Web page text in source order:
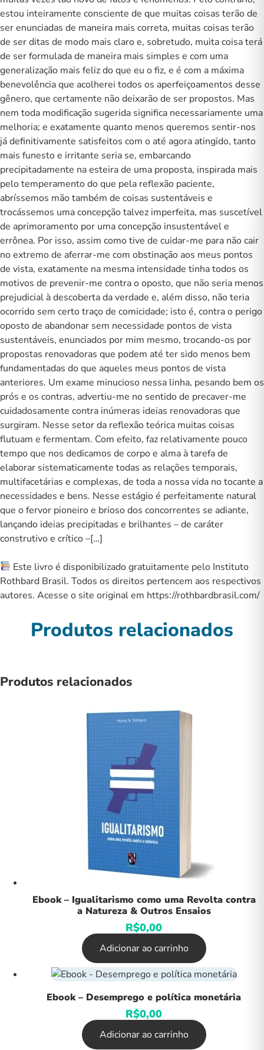
estou inteiramente consciente de que muitas coisas terão de
ser enunciadas de maneira mais correta, muitas coisas terão
de ser ditas de modo mais claro e, sobretudo, muita coisa terá
de ser formulada de maneira mais simples e com uma
generalização mais feliz do que eu o fiz, e é com a máxima
benevolência que acolherei todos os aperfeiçoamentos desse
gênero, que certamente não deixarão de ser propostos. Mas
nem toda modificação sugerida significa necessariamente uma
melhoria; e exatamente quanto menos queremos sentir-nos
já definitivamente satisfeitos com o até agora atingido, tanto
mais funesto e irritante seria se, embarcando
precipitadamente na esteira de uma proposta, inspirada mais
pelo temperamento do que pela reflexão paciente,
abríssemos mão também de coisas sustentáveis e
trocássemos uma concepção talvez imperfeita, mas suscetível
de aprimoramento por uma concepção insustentável e
errônea. Por isso, assim como tive de cuidar-me para não cair
no extremo de aferrar-me com obstinação aos meus pontos
de vista, exatamente na mesma intensidade tinha todos os
motivos de prevenir-me contra o oposto, que não seria menos
prejudicial à descoberta da verdade e, além disso, não teria
ocorrido sem certo traço de comicidade; isto é, contra o perigo
oposto de abandonar sem necessidade pontos de vista
sustentáveis, enunciados por mim mesmo, trocando-os por
propostas renovadoras que podem até ter sido menos bem
fundamentadas do que aqueles meus pontos de vista
anteriores. Um exame minucioso nessa linha, pesando bem os
prós e os contras, advertiu-me no sentido de precaver-me
cuidadosamente contra inúmeras ideias renovadoras que
surgiram. Nesse setor da reflexão teórica muitas coisas
flutuam e fermentam. Com efeito, faz relativamente pouco
tempo que nos dedicamos de corpo e alma à tarefa de
elaborar sistematicamente todas as relações temporais,
multifacetárias e complexas, de toda a nossa vida no tocante a
necessidades e bens. Nesse estágio é perfeitamente natural
que o fervor pioneiro e brioso dos concorrentes se adiante,
lançando ideias precipitadas e brilhantes – de caráter
construtivo e crítico –[…]
Este livro é disponibilizado gratuitamente pelo Instituto
Rothbard Brasil. Todos os direitos pertencem aos respectivos
autores. Acesse o site original em https://rothbardbrasil.com/
Produtos relacionados
Produtos relacionados
Ebook – Igualitarismo como uma Revolta contra
a Natureza & Outros Ensaios
R$0,00
Adicionar ao carrinho
Ebook – Desemprego e política monetária
R$0,00
Adicionar ao carrinho